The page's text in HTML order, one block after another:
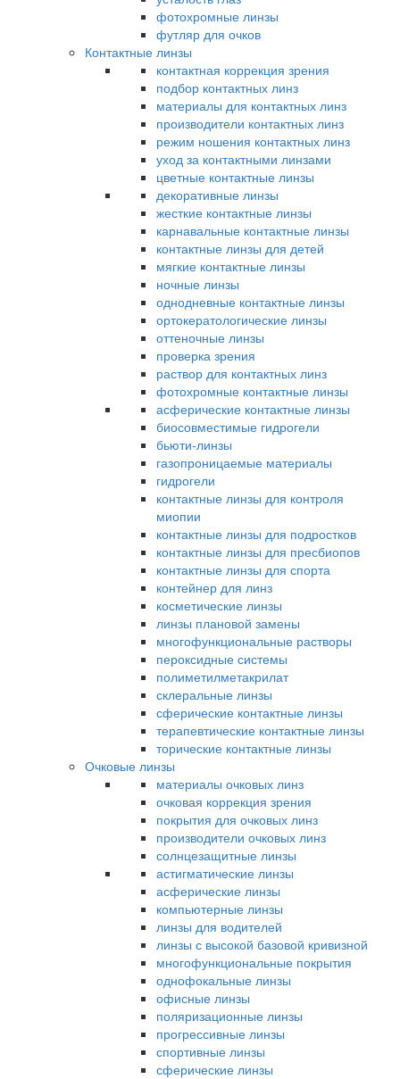
фотохромные линзы
футляр для очков
Контактные линзы
контактная коррекция зрения
подбор контактных линз
материалы для контактных линз
производители контактных линз
режим ношения контактных линз
уход за контактными линзами
цветные контактные линзы
декоративные линзы
жесткие контактные линзы
карнавальные контактные линзы
контактные линзы для детей
мягкие контактные линзы
ночные линзы
однодневные контактные линзы
ортокератологические линзы
оттеночные линзы
проверка зрения
раствор для контактных линз
фотохромные контактные линзы
асферические контактные линзы
биосовместимые гидрогели
бьюти-линзы
газопроницаемые материалы
гидрогели
контактные линзы для контроля
миопии
контактные линзы для подростков
контактные линзы для пресбиопов
контактные линзы для спорта
контейнер для линз
косметические линзы
линзы плановой замены
многофункциональные растворы
пероксидные системы
полиметилметакрилат
склеральные линзы
сферические контактные линзы
терапевтические контактные линзы
торические контактные линзы
Очковые линзы
материалы очковых линз
очковая коррекция зрения
покрытия для очковых линз
производители очковых линз
солнцезащитные линзы
астигматические линзы
асферические линзы
компьютерные линзы
линзы для водителей
линзы с высокой базовой кривизной
многофункциональные покрытия
однофокальные линзы
офисные линзы
поляризационные линзы
прогрессивные линзы
спортивные линзы
сферические линзы